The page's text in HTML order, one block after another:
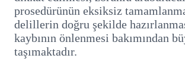
prosedürünün eksiksiz
delillerin doğru şekilde
kaybının önlenmesi bakımından
taşımaktadır.